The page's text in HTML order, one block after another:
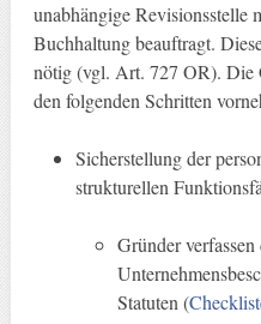
unabhängige Revisionsstelle
Buchhaltung beauftragt.
nötig (vgl. Art. 727 OR). Die
den folgenden Schritten
Sicherstellung der
strukturellen
Gründer
Statuten (